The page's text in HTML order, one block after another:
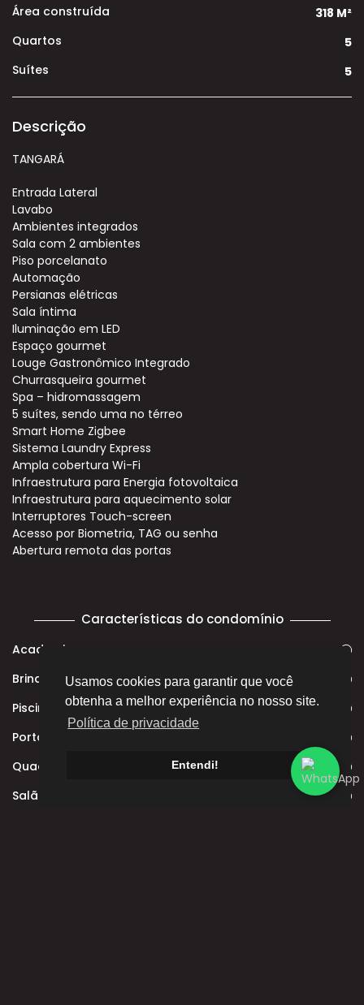
Usamos cookies para garantir que você
obtenha a melhor experiência no nosso site.
Política de privacidade
Entendi!
318 M²
Área construída
5
Quartos
5
Suítes
Descrição
TANGARÁ
Entrada Lateral
Lavabo
Ambientes integrados
Sala com 2 ambientes
Piso porcelanato
Automação
Persianas elétricas
Sala íntima
Iluminação em LED
Espaço gourmet
Louge Gastronômico Integrado
Churrasqueira gourmet
Spa – hidromassagem
5 suítes, sendo uma no térreo
Smart Home Zigbee
Sistema Laundry Express
Ampla cobertura Wi-Fi
Infraestrutura para Energia fotovoltaica
Infraestrutura para aquecimento solar
Interruptores Touch-screen
Acesso por Biometria, TAG ou senha
Abertura remota das portas
Características do condomínio
Academia
Brinquedoteca
Piscina adulto
Portaria 24H
Quadra poliesportiva
Salão de festas